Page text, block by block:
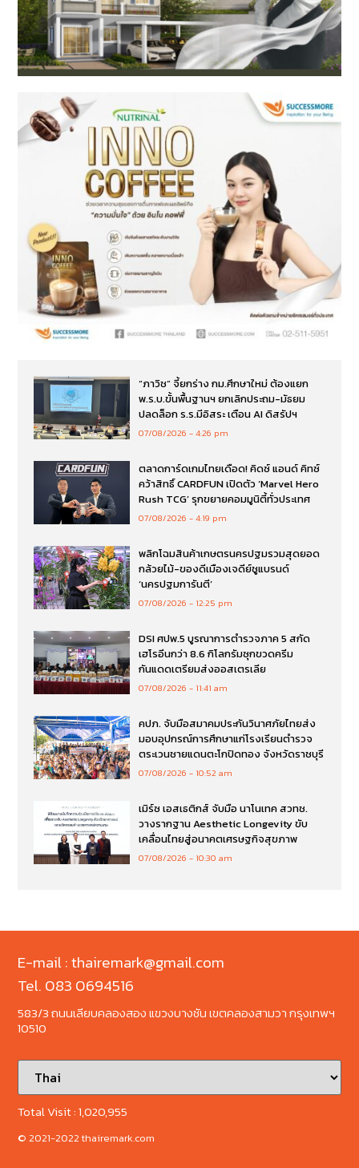
“ภาวิช” จี้ยกร่าง กม.ศึกษาใหม่ ต้องแยก
พ.ร.บ.ขั้นพื้นฐานฯ ยกเลิกประถม-มัธยม
ปลดล็อก ร.ร.มีอิสระ เตือน AI ดิสรัปฯ
07/08/2026 4:26 pm
ตลาดการ์ดเกมไทยเดือด! คิดซ์ แอนด์ คิทซ์
คว้าสิทธิ์ CARDFUN เปิดตัว ‘Marvel Hero
Rush TCG’ รุกขยายคอมมูนิตี้ทั่วประเทศ
07/08/2026 4:19 pm
พลิกโฉมสินค้าเกษตรนครปฐมรวมสุดยอด
กล้วยไม้-ของดีเมืองเจดีย์ชูแบรนด์
‘นครปฐมการันตี’
07/08/2026 12:25 pm
DSI ศปพ.5 บูรณาการตำรวจภาค 5 สกัด
เฮโรอีนกว่า 8.6 กิโลกรัมซุกขวดครีม
กันแดดเตรียมส่งออสเตรเลีย
07/08/2026 11:41 am
คปภ. จับมือสมาคมประกันวินาศภัยไทยส่ง
มอบอุปกรณ์การศึกษาแก่โรงเรียนตำรวจ
ตระเวนชายแดนตะโกปิดทอง จังหวัดราชบุรี
07/08/2026 10:52 am
เมิร์ซ เอสเธติกส์ จับมือ นาโนเทค สวทช.
วางรากฐาน Aesthetic Longevity ขับ
เคลื่อนไทยสู่อนาคตเศรษฐกิจสุขภาพ
07/08/2026 10:30 am
E-mail : thairemark@gmail.com
Tel. 083 0694516
583/3 ถนนเลียบคลองสอง แขวงบางชัน เขตคลองสามวา กรุงเทพฯ
10510
Total Visit :1,020,955
© 2021-2022 thairemark.com